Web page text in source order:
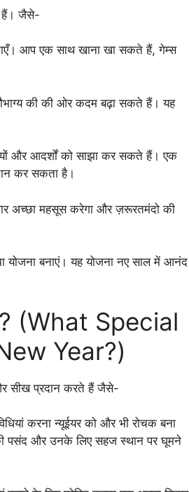
हैं। जैसे-
आप एक साथ खाना खा सकते हैं, गेम्स
की की ओर कदम बढ़ा सकते हैं। यह
और आदर्शों को साझा कर सकते हैं। एक
कर सकता है।
अच्छा महसूस करेगा और ज़रूरतमंदो की
योजना बनाएं। यह योजना नए साल में आनंद
(What Special
Year?)
सीख प्रदान करते हैं जैसे-
करना न्यूईयर को और भी रोचक बना
पसंद और उनके लिए सहज स्थान पर घूमने